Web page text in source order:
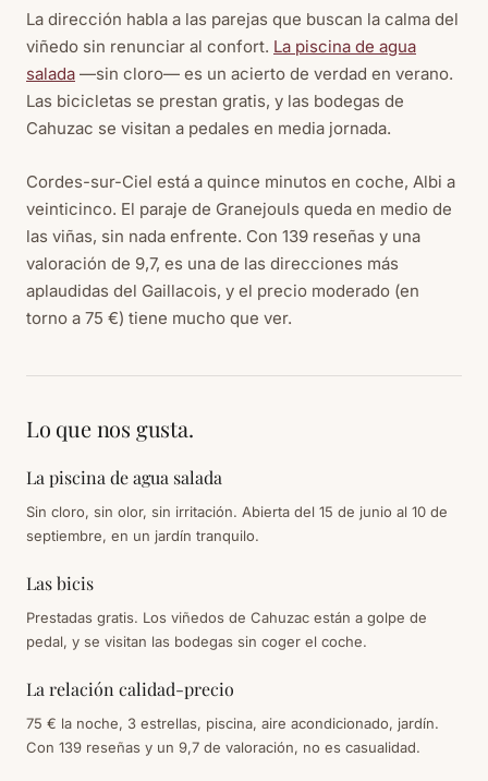
La dirección habla a las parejas que buscan la calma del
viñedo sin renunciar al confort. La piscina de agua
salada —sin cloro— es un acierto de verdad en verano.
Las bicicletas se prestan gratis, y las bodegas de
Cahuzac se visitan a pedales en media jornada.
Cordes-sur-Ciel está a quince minutos en coche, Albi a
veinticinco. El paraje de Granejouls queda en medio de
las viñas, sin nada enfrente. Con 139 reseñas y una
valoración de 9,7, es una de las direcciones más
aplaudidas del Gaillacois, y el precio moderado (en
torno a 75 €) tiene mucho que ver.
Lo que nos gusta.
La piscina de agua salada
Sin cloro, sin olor, sin irritación. Abierta del 15 de junio al 10 de
septiembre, en un jardín tranquilo.
Las bicis
Prestadas gratis. Los viñedos de Cahuzac están a golpe de
pedal, y se visitan las bodegas sin coger el coche.
La relación calidad-precio
75 € la noche, 3 estrellas, piscina, aire acondicionado, jardín.
Con 139 reseñas y un 9,7 de valoración, no es casualidad.